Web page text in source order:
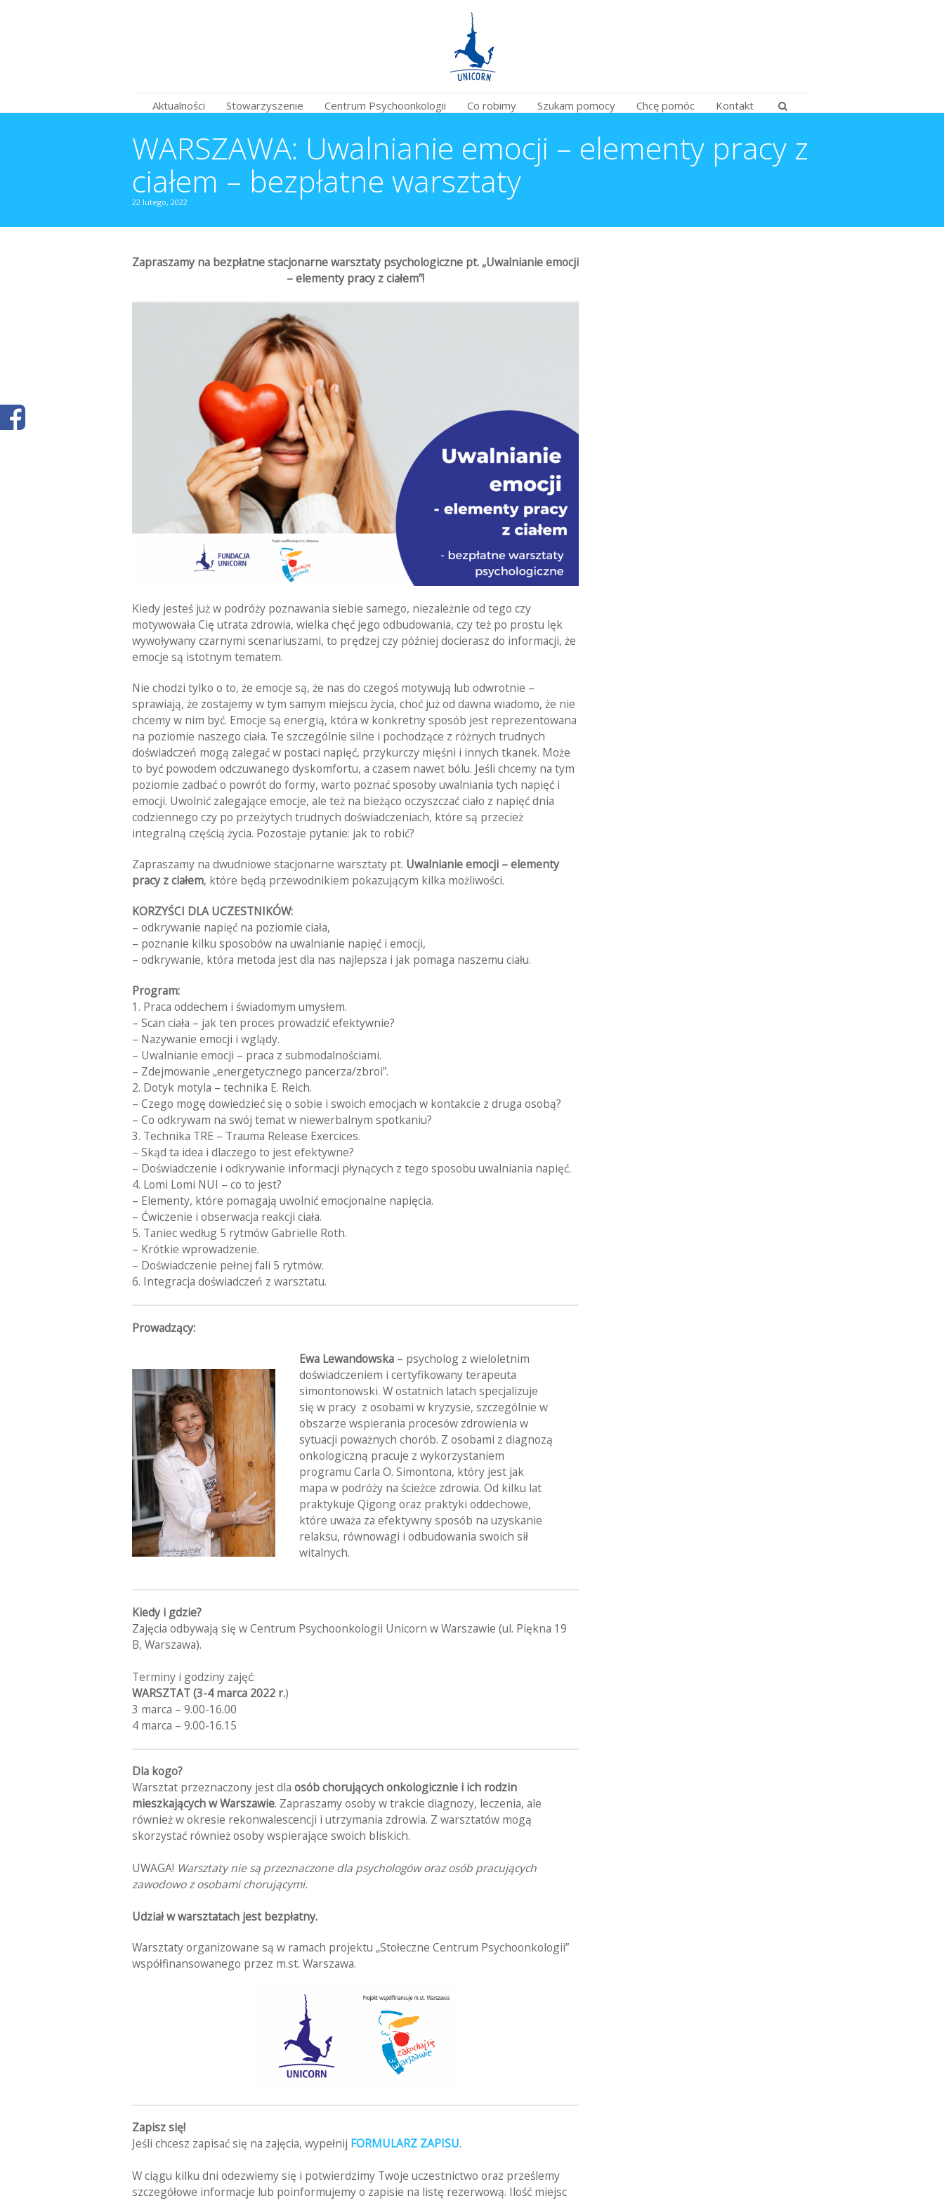
Aktualności Stowarzyszenie Centrum Psychoonkologii Co robimy Szukam pomocy Chcę pomóc Kontakt
WARSZAWA: Uwalnianie emocji – elementy pracy z
ciałem – bezpłatne warsztaty
22 lutego, 2022
Zapraszamy na bezpłatne stacjonarne warsztaty psychologiczne pt. „Uwalnianie emocji
– elementy pracy z ciałem”!
Kiedy jesteś już w podróży poznawania siebie samego, niezależnie od tego czy
motywowała Cię utrata zdrowia, wielka chęć jego odbudowania, czy też po prostu lęk
wywoływany czarnymi scenariuszami, to prędzej czy później docierasz do informacji, że
emocje są istotnym tematem.
Nie chodzi tylko o to, że emocje są, że nas do czegoś motywują lub odwrotnie –
sprawiają, że zostajemy w tym samym miejscu życia, choć już od dawna wiadomo, że nie
chcemy w nim być. Emocje są energią, która w konkretny sposób jest reprezentowana
na poziomie naszego ciała. Te szczególnie silne i pochodzące z różnych trudnych
doświadczeń mogą zalegać w postaci napięć, przykurczy mięśni i innych tkanek. Może
to być powodem odczuwanego dyskomfortu, a czasem nawet bólu. Jeśli chcemy na tym
poziomie zadbać o powrót do formy, warto poznać sposoby uwalniania tych napięć i
emocji. Uwolnić zalegające emocje, ale też na bieżąco oczyszczać ciało z napięć dnia
codziennego czy po przeżytych trudnych doświadczeniach, które są przecież
integralną częścią życia. Pozostaje pytanie: jak to robić?
Zapraszamy na dwudniowe stacjonarne warsztaty pt. Uwalnianie emocji – elementy
pracy z ciałem, które będą przewodnikiem pokazującym kilka możliwości.
KORZYŚCI DLA UCZESTNIKÓW:
– odkrywanie napięć na poziomie ciała,
– poznanie kilku sposobów na uwalnianie napięć i emocji,
– odkrywanie, która metoda jest dla nas najlepsza i jak pomaga naszemu ciału.
Program:
1. Praca oddechem i świadomym umysłem.
– Scan ciała – jak ten proces prowadzić efektywnie?
– Nazywanie emocji i wglądy.
– Uwalnianie emocji – praca z submodalnościami.
– Zdejmowanie „energetycznego pancerza/zbroi”.
2. Dotyk motyla – technika E. Reich.
– Czego mogę dowiedzieć się o sobie i swoich emocjach w kontakcie z druga osobą?
– Co odkrywam na swój temat w niewerbalnym spotkaniu?
3. Technika TRE – Trauma Release Exercices.
– Skąd ta idea i dlaczego to jest efektywne?
– Doświadczenie i odkrywanie informacji płynących z tego sposobu uwalniania napięć.
4. Lomi Lomi NUI – co to jest?
– Elementy, które pomagają uwolnić emocjonalne napięcia.
– Ćwiczenie i obserwacja reakcji ciała.
5. Taniec według 5 rytmów Gabrielle Roth.
– Krótkie wprowadzenie.
– Doświadczenie pełnej fali 5 rytmów.
6. Integracja doświadczeń z warsztatu.
Prowadzący:
Ewa Lewandowska – psycholog z wieloletnim
doświadczeniem i certyfikowany terapeuta
simontonowski. W ostatnich latach specjalizuje
się w pracy z osobami w kryzysie, szczególnie w
obszarze wspierania procesów zdrowienia w
sytuacji poważnych chorób. Z osobami z diagnozą
onkologiczną pracuje z wykorzystaniem
programu Carla O. Simontona, który jest jak
mapa w podróży na ścieżce zdrowia. Od kilku lat
praktykuje Qigong oraz praktyki oddechowe,
które uważa za efektywny sposób na uzyskanie
relaksu, równowagi i odbudowania swoich sił
witalnych.
Kiedy i gdzie?
Zajęcia odbywają się w Centrum Psychoonkologii Unicorn w Warszawie (ul. Piękna 19
B, Warszawa).
Terminy i godziny zajęć:
WARSZTAT (3-4 marca 2022 r.)
3 marca – 9.00-16.00
4 marca – 9.00-16.15
Dla kogo?
Warsztat przeznaczony jest dla osób chorujących onkologicznie i ich rodzin
mieszkających w Warszawie. Zapraszamy osoby w trakcie diagnozy, leczenia, ale
również w okresie rekonwalescencji i utrzymania zdrowia. Z warsztatów mogą
skorzystać również osoby wspierające swoich bliskich.
UWAGA! Warsztaty nie są przeznaczone dla psychologów oraz osób pracujących
zawodowo z osobami chorującymi.
Udział w warsztatach jest bezpłatny.
Warsztaty organizowane są w ramach projektu „Stołeczne Centrum Psychoonkologii”
współfinansowanego przez m.st. Warszawa.
Zapisz się!
Jeśli chcesz zapisać się na zajęcia, wypełnij FORMULARZ ZAPISU.
W ciągu kilku dni odezwiemy się i potwierdzimy Twoje uczestnictwo oraz prześlemy
szczegółowe informacje lub poinformujemy o zapisie na listę rezerwową. Ilość miejsc